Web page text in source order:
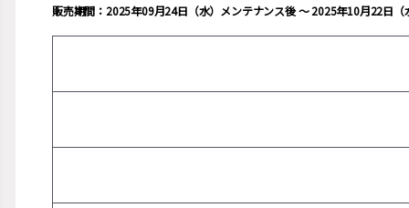
販売期間：2025年09月24日（水）メンテナンス後 ～ 2025年10月22日（